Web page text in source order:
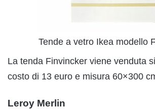
Tende a vetro Ikea modello
La tenda Finvincker viene venduta
costo di 13 euro e misura 60×300
Leroy Merlin